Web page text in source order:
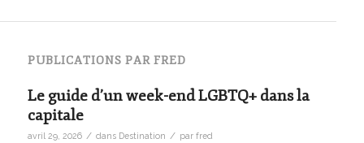
PUBLICATIONS PAR FRED
Le guide d’un week-end LGBTQ+ dans la
capitale
avril 29, 2026 / dans Destination / par fred